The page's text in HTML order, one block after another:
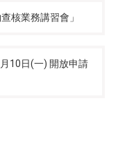
核業務講習會」
10日(一) 開放申請